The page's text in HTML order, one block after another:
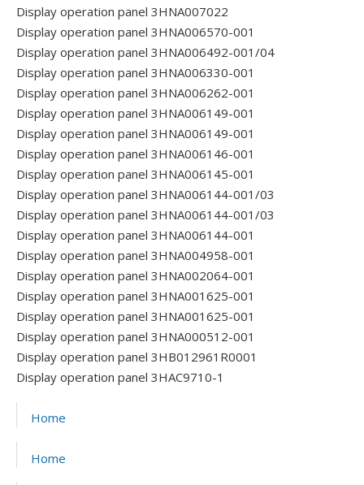
Display operation panel 3HNA007022
Display operation panel 3HNA006570-001
Display operation panel 3HNA006492-001/04
Display operation panel 3HNA006330-001
Display operation panel 3HNA006262-001
Display operation panel 3HNA006149-001
Display operation panel 3HNA006149-001
Display operation panel 3HNA006146-001
Display operation panel 3HNA006145-001
Display operation panel 3HNA006144-001/03
Display operation panel 3HNA006144-001/03
Display operation panel 3HNA006144-001
Display operation panel 3HNA004958-001
Display operation panel 3HNA002064-001
Display operation panel 3HNA001625-001
Display operation panel 3HNA001625-001
Display operation panel 3HNA000512-001
Display operation panel 3HB012961R0001
Display operation panel 3HAC9710-1
Home
Home